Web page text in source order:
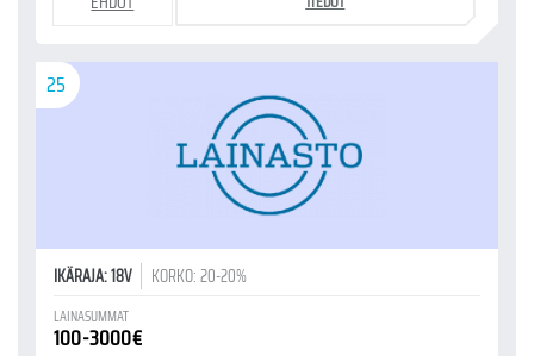
25
IKÄRAJA: 18V KORKO: 20-20%
LAINASUMMAT
100-3000€